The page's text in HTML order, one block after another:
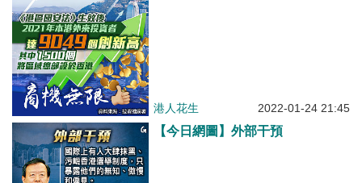
港人花生 2022-01-24 21:45
【今日網圖】外部干預